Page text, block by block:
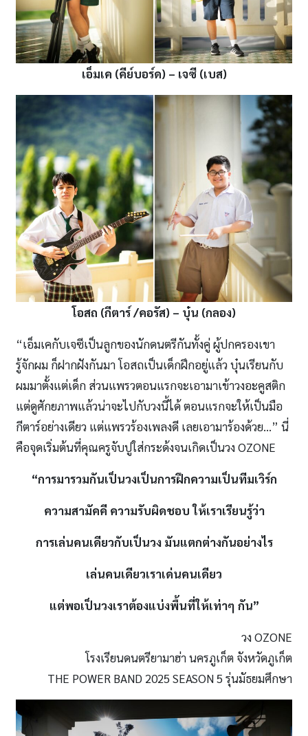
เอ็มเค (คีย์บอร์ด) – เจซี (เบส)
โอสถ (กีตาร์ /คอรัส) – บุ๋น (กลอง)
“เอ็มเคกับเจซีเป็นลูกของนักดนตรีกันทั้งคู่ ผู้ปกครองเขา
รู้จักผม ก็ฝากฝังกันมา โอสถเป็นเด็กฝึกอยู่แล้ว บุ๋นเรียนกับ
ผมมาตั้งแต่เด็ก ส่วนแพรวตอนแรกจะเอามาเข้าวงอะคูสติก
แต่ดูศักยภาพแล้วน่าจะไปกับวงนี้ได้ ตอนแรกจะให้เป็นมือ
กีตาร์อย่างเดียว แต่แพรวร้องเพลงดี เลยเอามาร้องด้วย…” นี่
คือจุดเริ่มต้นที่คุณครูจับปูใส่กระด้งจนเกิดเป็นวง OZONE
“การมารวมกันเป็นวงเป็นการฝึกความเป็นทีมเวิร์ก
ความสามัคคี ความรับผิดชอบ ให้เราเรียนรู้ว่า
การเล่นคนเดียวกับเป็นวง มันแตกต่างกันอย่างไร
เล่นคนเดียวเราเด่นคนเดียว
แต่พอเป็นวงเราต้องแบ่งพื้นที่ให้เท่าๆ กัน”
วง OZONE
โรงเรียนดนตรียามาฮ่า นครภูเก็ต จังหวัดภูเก็ต
THE POWER BAND 2025 SEASON 5 รุ่นมัธยมศึกษา